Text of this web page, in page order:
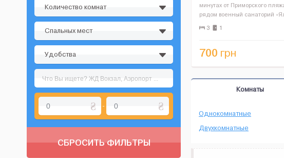
Количество комнат
Спальных мест
Удобства
-
СБРОСИТЬ ФИЛЬТРЫ
минутах от Приморского
рядом военный санаторий
«Ореанда». Есть все
и проживания: холодная и
3 1
700 грн
Комнаты
Однокомнатные
Двухкомнатные